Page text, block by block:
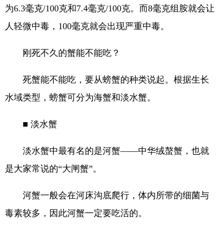
为6.3毫克/100克和7.4毫克/100克。而8毫克组胺就会让
人轻微中毒，100毫克就会出现严重中毒。
刚死不久的蟹能不能吃？
死蟹能不能吃，要从螃蟹的种类说起。根据生长
水域类型，螃蟹可分为海蟹和淡水蟹。
■ 淡水蟹
淡水蟹中最有名的是河蟹——中华绒螯蟹，也就
是大家常说的“大闸蟹”。
河蟹一般会在河床沟底爬行，体内所带的细菌与
毒素较多，因此河蟹一定要吃活的。